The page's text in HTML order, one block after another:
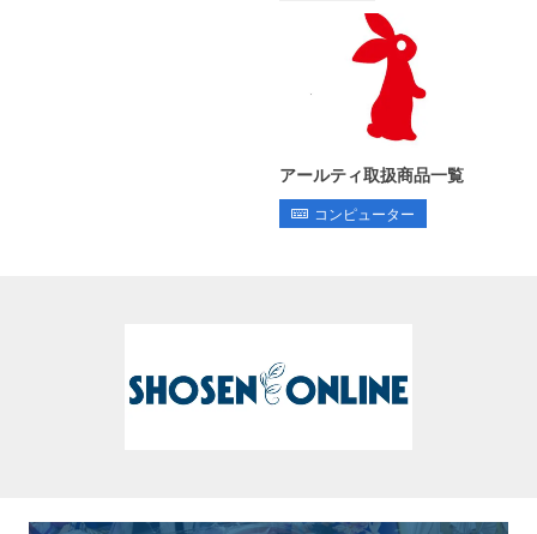
アールティ取扱商品一覧
コンピューター